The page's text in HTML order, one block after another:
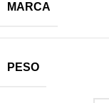
MARCA
PESO